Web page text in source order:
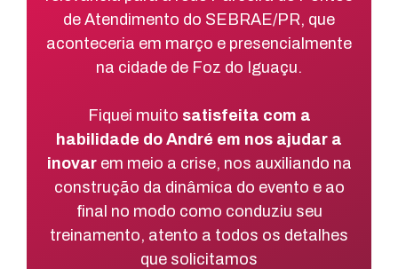
de Atendimento do SEBRAE/PR, que
aconteceria em março e presencialmente
na cidade de Foz do Iguaçu.
Fiquei muito satisfeita com a
habilidade do André em nos ajudar a
inovarem meio a crise, nos auxiliando na
construção da dinâmica do evento e ao
final no modo como conduziu seu
treinamento, atento a todos os detalhes
que solicitamos